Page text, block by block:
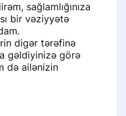
sağlamlığınıza
bir vəziyyətə
digər tərəfinə
gəldiyinizə görə
də ailənizin